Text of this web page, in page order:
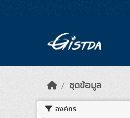
ชุดข้อมูล
องค์กร